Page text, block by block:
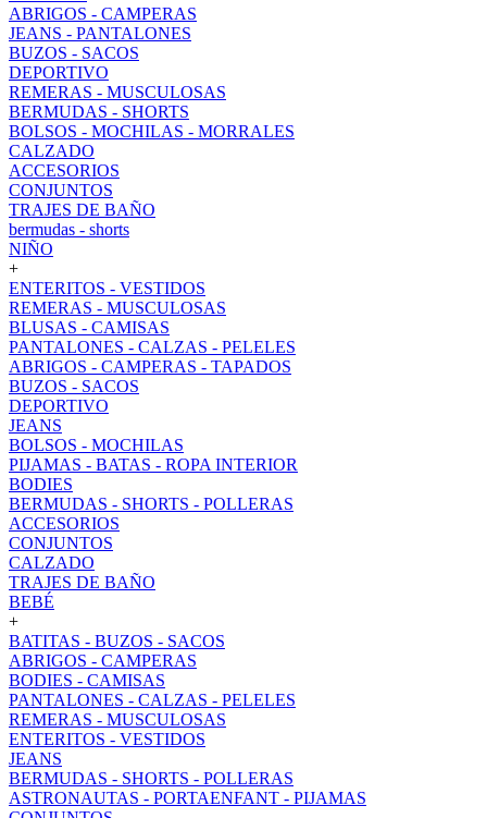
ABRIGOS - CAMPERAS
JEANS - PANTALONES
BUZOS - SACOS
DEPORTIVO
REMERAS - MUSCULOSAS
BERMUDAS - SHORTS
BOLSOS - MOCHILAS - MORRALES
CALZADO
ACCESORIOS
CONJUNTOS
TRAJES DE BAÑO
bermudas - shorts
NIÑO
+
ENTERITOS - VESTIDOS
REMERAS - MUSCULOSAS
BLUSAS - CAMISAS
PANTALONES - CALZAS - PELELES
ABRIGOS - CAMPERAS - TAPADOS
BUZOS - SACOS
DEPORTIVO
JEANS
BOLSOS - MOCHILAS
PIJAMAS - BATAS - ROPA INTERIOR
BODIES
BERMUDAS - SHORTS - POLLERAS
ACCESORIOS
CONJUNTOS
CALZADO
TRAJES DE BAÑO
BEBÉ
+
BATITAS - BUZOS - SACOS
ABRIGOS - CAMPERAS
BODIES - CAMISAS
PANTALONES - CALZAS - PELELES
REMERAS - MUSCULOSAS
ENTERITOS - VESTIDOS
JEANS
BERMUDAS - SHORTS - POLLERAS
ASTRONAUTAS - PORTAENFANT - PIJAMAS